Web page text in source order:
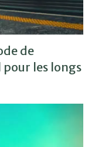
de
les longs